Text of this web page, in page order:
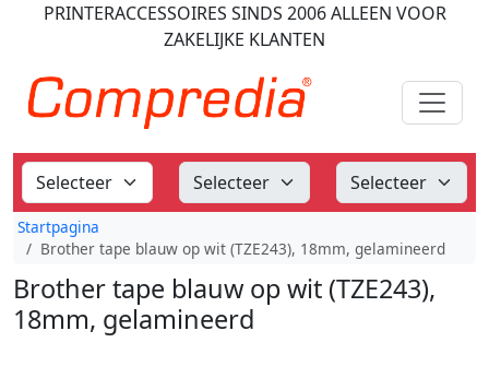
PRINTERACCESSOIRES SINDS 2006ALLEEN VOOR
ZAKELIJKE KLANTEN
Startpagina
Brother tape blauw op wit (TZE243), 18mm, gelamineerd
Brother tape blauw op wit (TZE243),
18mm, gelamineerd